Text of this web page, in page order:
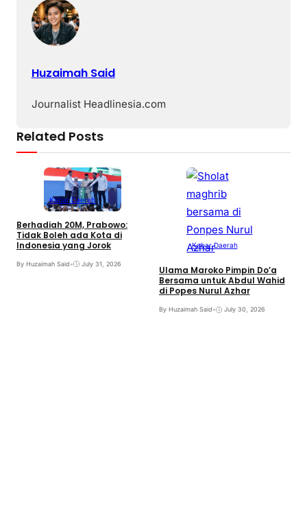
Huzaimah Said
Journalist Headlinesia.com
Related Posts
Kabar Daerah
Berhadiah 20M, Prabowo:
Tidak Boleh ada Kota di
Indonesia yang Jorok
By Huzaimah Said• July 31, 2026
Kabar Daerah
Ulama Maroko Pimpin Do’a
Bersama untuk Abdul Wahid
di Popes Nurul Azhar
By Huzaimah Said• July 30, 2026